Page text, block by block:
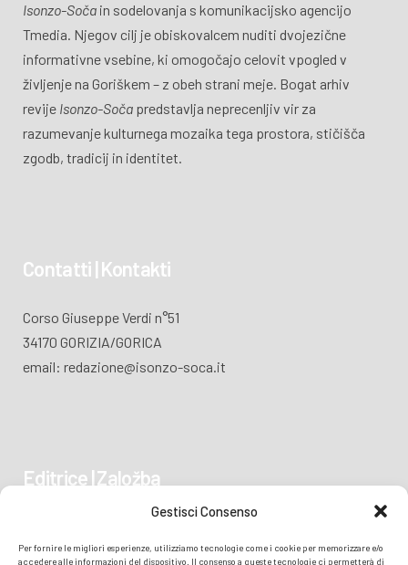
Gestisci Consenso
Per fornire le migliori esperienze, utilizziamo tecnologie come i cookie per memorizzare e/o
accedere alle informazioni del dispositivo. Il consenso a queste tecnologie ci permetterà di
Isonzo-Soča in sodelovanja s komunikacijsko agencijo
Tmedia. Njegov cilj je obiskovalcem nuditi dvojezične
informativne vsebine, ki omogočajo celovit vpogled v
življenje na Goriškem – z obeh strani meje. Bogat arhiv
revije Isonzo-Soča predstavlja neprecenljiv vir za
razumevanje kulturnega mozaika tega prostora, stičišča
zgodb, tradicij in identitet.
Contatti | Kontakti
Corso Giuseppe Verdi n°51
34170 GORIZIA/GORICA
email: redazione@isonzo-soca.it
Editrice | Založba
34170 GORIZIA/GORICA